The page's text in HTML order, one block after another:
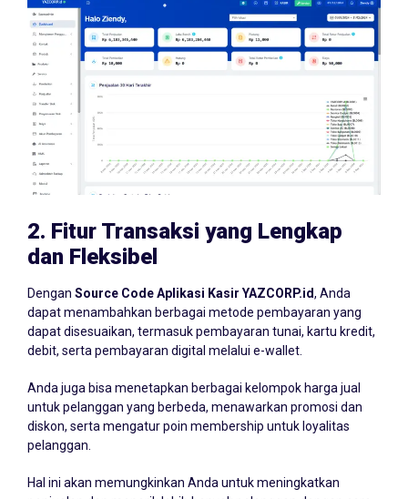
2. Fitur Transaksi yang Lengkap
dan Fleksibel
Dengan Source Code Aplikasi Kasir YAZCORP.id, Anda
dapat menambahkan berbagai metode pembayaran yang
dapat disesuaikan, termasuk pembayaran tunai, kartu kredit,
debit, serta pembayaran digital melalui e-wallet.
Anda juga bisa menetapkan berbagai kelompok harga jual
untuk pelanggan yang berbeda, menawarkan promosi dan
diskon, serta mengatur poin membership untuk loyalitas
pelanggan.
Hal ini akan memungkinkan Anda untuk meningkatkan